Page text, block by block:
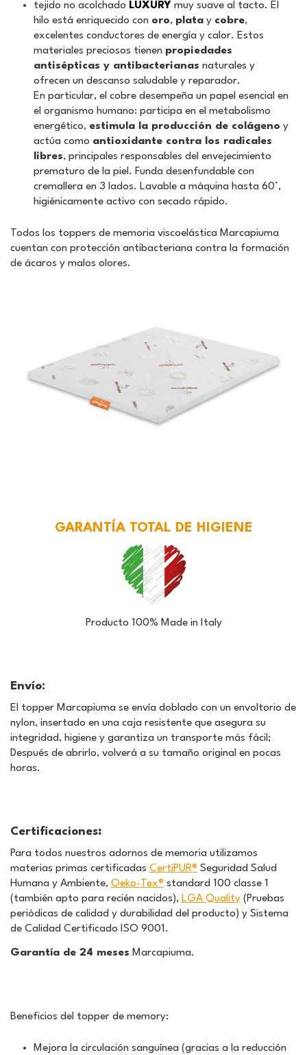
tejido no acolchado LUXURY muy suave al tacto. El
hilo está enriquecido con oro, plata y cobre,
excelentes conductores de energía y calor. Estos
materiales preciosos tienen propiedades
antisépticas y antibacterianas naturales y
ofrecen un descanso saludable y reparador.
En particular, el cobre desempeña un papel esencial en
el organismo humano: participa en el metabolismo
energético, estimula la producción de colágeno y
actúa como antioxidante contra los radicales
libres, principales responsables del envejecimiento
prematuro de la piel. Funda desenfundable con
cremallera en 3 lados. Lavable a máquina hasta 60°,
higiénicamente activo con secado rápido.
Todos los toppers de memoria viscoelástica Marcapiuma
cuentan con protección antibacteriana contra la formación
de ácaros y malos olores.
GARANTÍA TOTAL DE HIGIENE
Producto 100% Made in Italy
Envío:
El topper Marcapiuma se envía doblado con un envoltorio de
nylon, insertado en una caja resistente que asegura su
integridad, higiene y garantiza un transporte más fácil;
Después de abrirlo, volverá a su tamaño original en pocas
horas.
Certificaciones:
Para todos nuestros adornos de memoria utilizamos
materias primas certificadas CertiPUR® Seguridad Salud
Humana y Ambiente, Oeko-Tex® standard 100 classe 1
(también apto para recién nacidos), LGA Quality (Pruebas
periódicas de calidad y durabilidad del producto) y Sistema
de Calidad Certificado ISO 9001.
Garantía de 24 meses Marcapiuma.
Beneficios del topper de memory:
Mejora la circulación sanguínea (gracias a la reducción